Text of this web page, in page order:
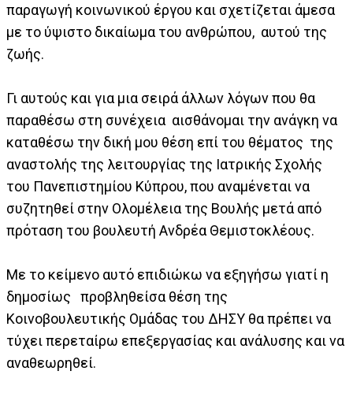
παραγωγή κοινωνικού έργου και σχετίζεται άμεσα
με το ύψιστο δικαίωμα του ανθρώπου, αυτού της
ζωής.
Γι αυτούς και για μια σειρά άλλων λόγων που θα
παραθέσω στη συνέχεια αισθάνομαι την ανάγκη να
καταθέσω την δική μου θέση επί του θέματος της
αναστολής της λειτουργίας της Ιατρικής Σχολής
του Πανεπιστημίου Κύπρου, που αναμένεται να
συζητηθεί στην Ολομέλεια της Βουλής μετά από
πρόταση του βουλευτή Ανδρέα Θεμιστοκλέους.
Με το κείμενο αυτό επιδιώκω να εξηγήσω γιατί η
δημοσίως προβληθείσα θέση της
Κοινοβουλευτικής Ομάδας του ΔΗΣΥ θα πρέπει να
τύχει περεταίρω επεξεργασίας και ανάλυσης και να
αναθεωρηθεί.